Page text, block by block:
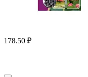
178.50 ₽